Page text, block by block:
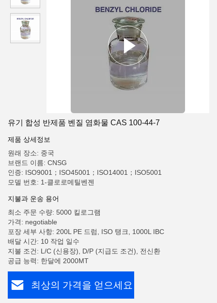
유기 합성 반제품 벤질 염화물 CAS 100-44-7
제품 상세정보
원래 장소: 중국
브랜드 이름: CNSG
인증: ISO9001；ISO45001；ISO14001；ISO5001
모델 번호: 1-클로로메틸벤젠
지불과 운송 용어
최소 주문 수량: 5000 킬로그램
가격: negotiable
포장 세부 사항: 200L PE 드럼, ISO 탱크, 1000L IBC
배달 시간: 10 작업 일수
지불 조건: L/C (신용장), D/P (지급도 조건), 전신환
공급 능력: 한달에 2000MT
최상의 가격을 얻으세요